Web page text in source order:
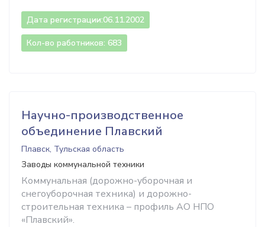
Дата регистрации:06.11.2002
Кол-во работников: 683
Научно-производственное
объединение Плавский
Плавск, Тульская область
Заводы коммунальной техники
Коммунальная (дорожно-уборочная и
снегоуборочная техника) и дорожно-
строительная техника – профиль АО НПО
«Плавский».